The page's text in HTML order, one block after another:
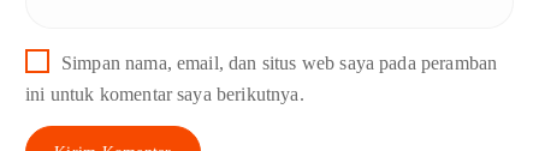
Simpan nama, email, dan situs web saya pada peramban
ini untuk komentar saya berikutnya.